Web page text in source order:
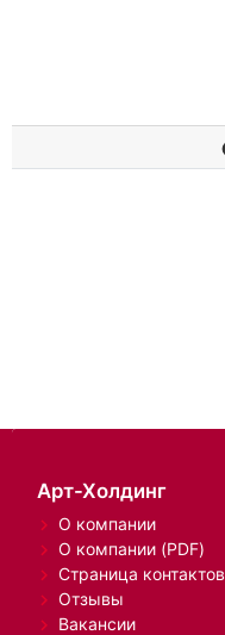
Арт-Холдинг
О компании
О компании (PDF)
Страница контактов
Отзывы
Вакансии